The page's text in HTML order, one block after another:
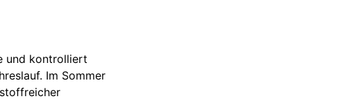
und kontrolliert
Im Sommer